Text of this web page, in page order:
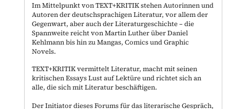
Im Mittelpunkt von TEXT+KRITIK stehen Autorinnen und
Autoren der deutschsprachigen Literatur, vor allem der
Gegenwart, aber auch der Literaturgeschichte – die
Spannweite reicht von Martin Luther über Daniel
Kehlmann bis hin zu Mangas, Comics und Graphic
Novels.
TEXT+KRITIK vermittelt Literatur, macht mit seinen
kritischen Essays Lust auf Lektüre und richtet sich an
alle, die sich mit Literatur beschäftigen.
Der Initiator dieses Forums für das literarische Gespräch,